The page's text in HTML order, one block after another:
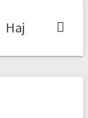
Haj